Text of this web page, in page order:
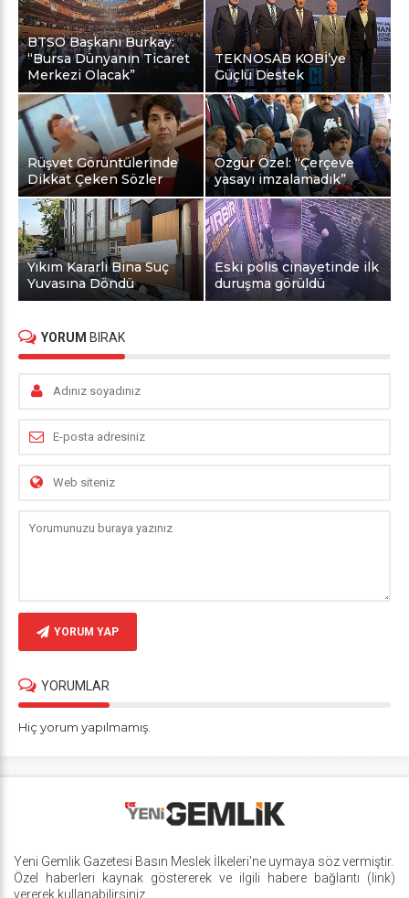
BTSO Başkanı Burkay:
“Bursa Dünyanın Ticaret
Merkezi Olacak”
TEKNOSAB KOBİ’ye
Güçlü Destek
Rüşvet Görüntülerinde
Dikkat Çeken Sözler
Özgür Özel: “Çerçeve
yasayı imzalamadık”
Yıkım Kararlı Bina Suç
Yuvasına Döndü
Eski polis cinayetinde ilk
duruşma görüldü
YORUM BIRAK
YORUM YAP
YORUMLAR
Hiç yorum yapılmamış.
Yeni Gemlik Gazetesi Basın Meslek İlkeleri'ne uymaya söz vermiştir.
Özel haberleri kaynak göstererek ve ilgili habere bağlantı (link)
vererek kullanabilirsiniz.